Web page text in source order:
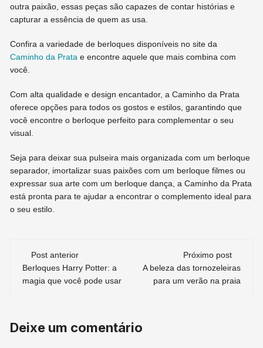
outra paixão, essas peças são capazes de contar histórias e
capturar a essência de quem as usa.
Confira a variedade de berloques disponíveis no site da
Caminho da Prata e encontre aquele que mais combina com
você.
Com alta qualidade e design encantador, a Caminho da Prata
oferece opções para todos os gostos e estilos, garantindo que
você encontre o berloque perfeito para complementar o seu
visual.
Seja para deixar sua pulseira mais organizada com um berloque
separador, imortalizar suas paixões com um berloque filmes ou
expressar sua arte com um berloque dança, a Caminho da Prata
está pronta para te ajudar a encontrar o complemento ideal para
o seu estilo.
Navegação
de
Post anterior
Berloques Harry Potter: a
magia que você pode usar
Próximo post
A beleza das tornozeleiras
para um verão na praia
Deixe um comentário